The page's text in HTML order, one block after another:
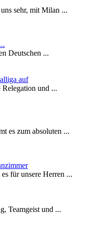
sehr, mit Milan ...
Deutschen ...
auf
und ...
es zum absoluten ...
für unsere Herren ...
Teamgeist und ...